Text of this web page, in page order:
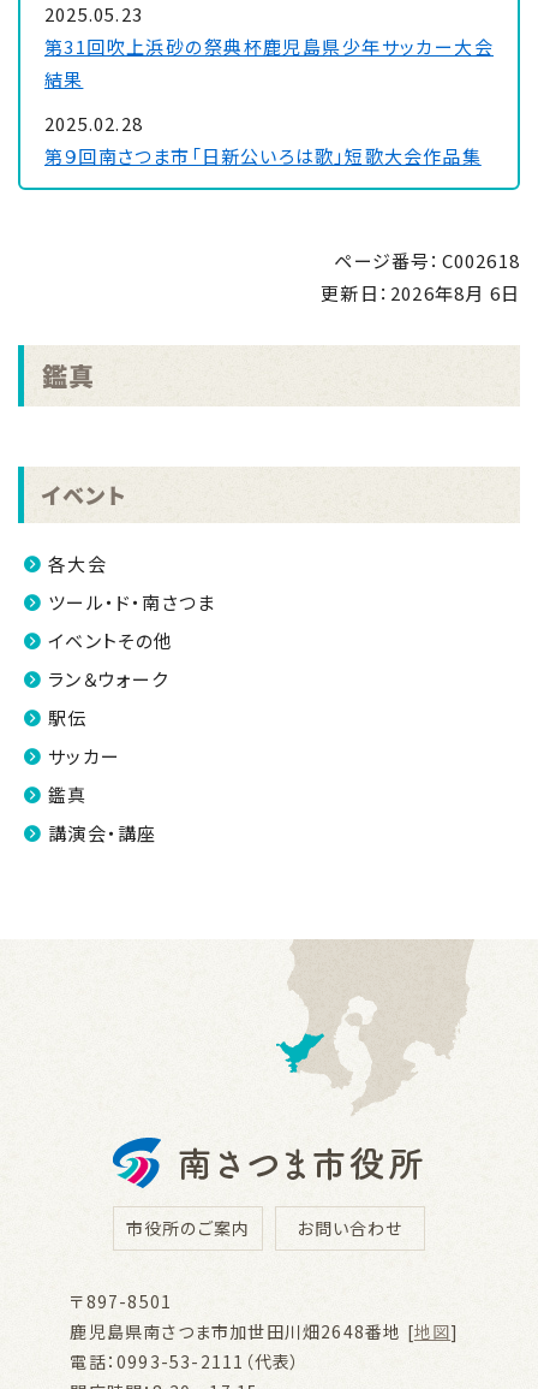
2025.05.23
第31回吹上浜砂の祭典杯鹿児島県少年サッカー大会
結果
2025.02.28
第９回南さつま市「日新公いろは歌」短歌大会作品集
新しいボルダリングウォールが完成しました。
2024.12.12
2024.11.18
九州一周駅伝メモリアル 2024南さつま市長杯鹿児島
県地区対抗長距離走大会の結果について
2024.11.12
笠沙アートフェスティバルin南さつま「第27回南さつま
児童生徒美術展」入賞作品公開
2024.09.09
第28回サイクルシティ南さつま小学生一輪車大会in
ページ番号：C002618
更新日： 2026年8月 6日
鑑真
イベント
各大会
ツール・ド・南さつま
イベントその他
ラン＆ウォーク
駅伝
サッカー
鑑真
講演会・講座
市役所のご案内 お問い合わせ
〒897-8501
鹿児島県南さつま市加世田川畑2648番地 [地図]
電話：0993-53-2111（代表）